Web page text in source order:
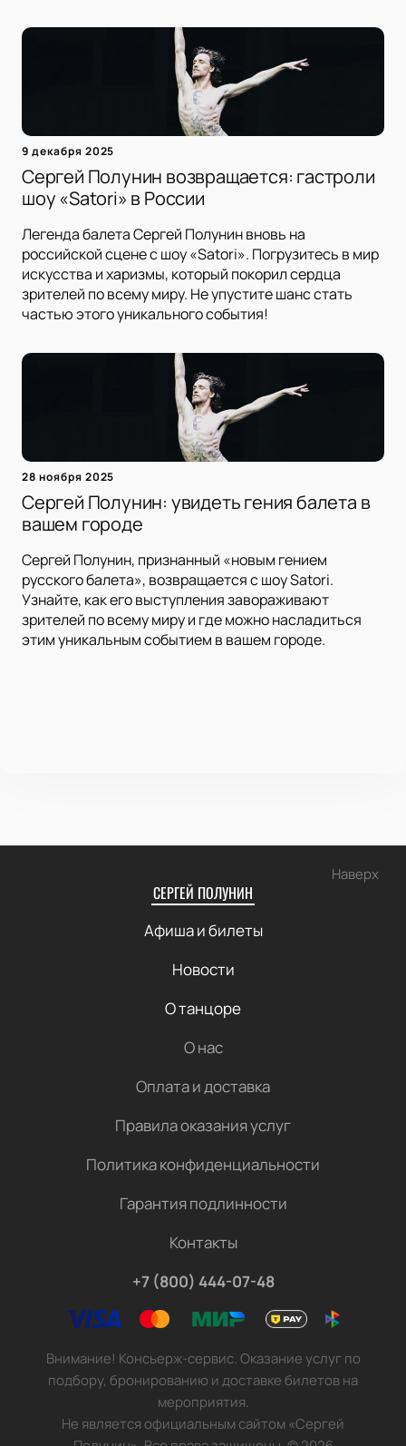
9 декабря 2025
Сергей Полунин возвращается: гастроли
шоу «Satori» в России
Легенда балета Сергей Полунин вновь на
российской сцене с шоу «Satori». Погрузитесь в мир
искусства и харизмы, который покорил сердца
зрителей по всему миру. Не упустите шанс стать
частью этого уникального события!
28 ноября 2025
Сергей Полунин: увидеть гения балета в
вашем городе
Сергей Полунин, признанный «новым гением
русского балета», возвращается с шоу Satori.
Узнайте, как его выступления завораживают
зрителей по всему миру и где можно насладиться
этим уникальным событием в вашем городе.
Наверх
СЕРГЕЙ ПОЛУНИН
Афиша и билеты
Новости
О танцоре
О нас
Оплата и доставка
Правила оказания услуг
Политика конфиденциальности
Гарантия подлинности
Контакты
+7 (800) 444-07-48
Внимание! Консьерж-сервис. Оказание услуг по
подбору, бронированию и доставке билетов на
мероприятия.
Не является официальным сайтом «Сергей